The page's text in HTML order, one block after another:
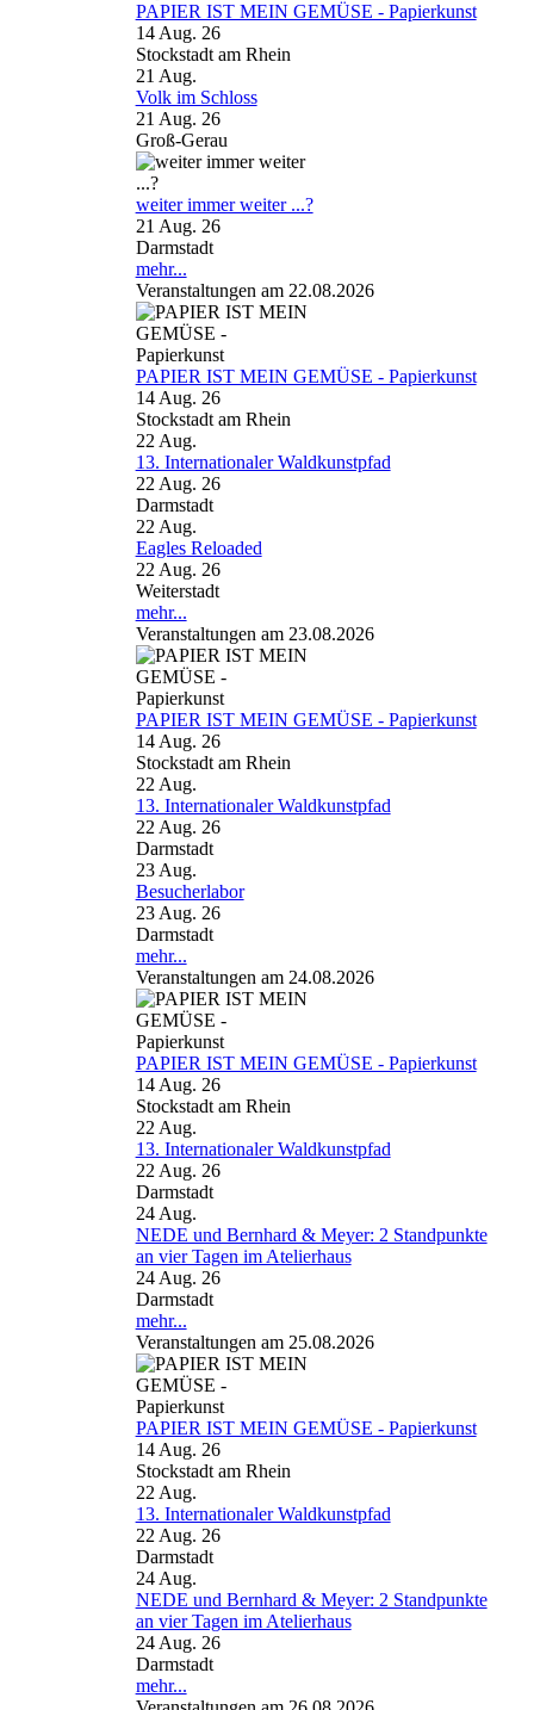
PAPIER IST MEIN GEMÜSE - Papierkunst
14 Aug. 26
Stockstadt am Rhein
21 Aug.
Volk im Schloss
21 Aug. 26
Groß-Gerau
weiter immer weiter ...?
21 Aug. 26
Darmstadt
mehr...
Veranstaltungen am 22.08.2026
PAPIER IST MEIN GEMÜSE - Papierkunst
14 Aug. 26
Stockstadt am Rhein
22 Aug.
13. Internationaler Waldkunstpfad
22 Aug. 26
Darmstadt
22 Aug.
Eagles Reloaded
22 Aug. 26
Weiterstadt
mehr...
Veranstaltungen am 23.08.2026
PAPIER IST MEIN GEMÜSE - Papierkunst
14 Aug. 26
Stockstadt am Rhein
22 Aug.
13. Internationaler Waldkunstpfad
22 Aug. 26
Darmstadt
23 Aug.
Besucherlabor
23 Aug. 26
Darmstadt
mehr...
Veranstaltungen am 24.08.2026
PAPIER IST MEIN GEMÜSE - Papierkunst
14 Aug. 26
Stockstadt am Rhein
22 Aug.
13. Internationaler Waldkunstpfad
22 Aug. 26
Darmstadt
24 Aug.
NEDE und Bernhard & Meyer: 2 Standpunkte
an vier Tagen im Atelierhaus
24 Aug. 26
Darmstadt
mehr...
Veranstaltungen am 25.08.2026
PAPIER IST MEIN GEMÜSE - Papierkunst
14 Aug. 26
Stockstadt am Rhein
22 Aug.
13. Internationaler Waldkunstpfad
22 Aug. 26
Darmstadt
24 Aug.
NEDE und Bernhard & Meyer: 2 Standpunkte
an vier Tagen im Atelierhaus
24 Aug. 26
Darmstadt
mehr...